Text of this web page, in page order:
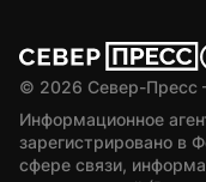
© 2026 Север-Пресс
Информационное
зарегистрировано в
сфере связи,